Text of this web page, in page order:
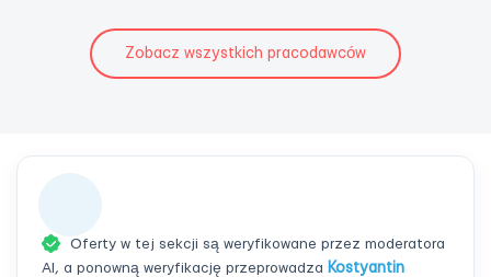
Zobacz wszystkich pracodawców
Oferty w tej sekcji są weryfikowane przez moderatora
AI, a ponowną weryfikację przeprowadza Kostyantin